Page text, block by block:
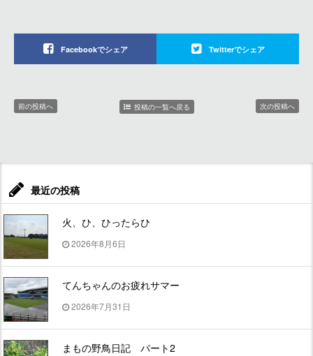
Facebookでシェア Twitterでシェア
前の投稿へ 投稿の一覧へ戻る 次の投稿へ
最近の投稿
火、ひ、ひったらひ
2026年8月6日
てんちゃんのお疲れサマー
2026年7月31日
まもの野鳥日記 パート2